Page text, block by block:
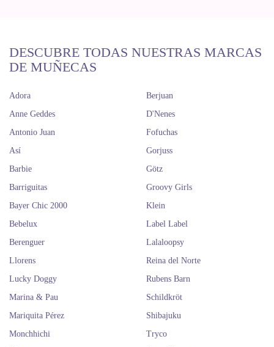
DESCUBRE TODAS NUESTRAS MARCAS
DE MUÑECAS
Adora
Anne Geddes
Antonio Juan
Así
Barbie
Barriguitas
Bayer Chic 2000
Bebelux
Berenguer
Berjuan
D'Nenes
Fofuchas
Gorjuss
Götz
Groovy Girls
Klein
Label Label
Lalaloopsy
Llorens
Lucky Doggy
Marina & Pau
Mariquita Pérez
Monchhichi
Reina del Norte
Rubens Barn
Schildkröt
Shibajuku
Tryco